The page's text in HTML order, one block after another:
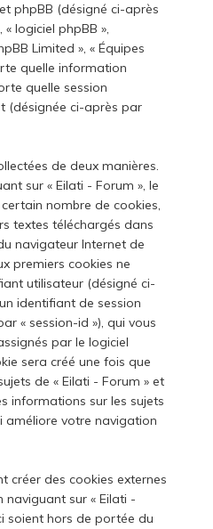
phpBB (désigné ci-après
« logiciel phpBB »,
Limited », « Équipes
quelle information
quelle session
(désignée ci-après par
de deux manières.
sur « Eilati - Forum », le
nombre de cookies,
textes téléchargés dans
navigateur Internet de
premiers cookies ne
utilisateur (désigné ci-
identifiant de session
« session-id »), qui vous
par le logiciel
sera créé une fois que
de « Eilati - Forum » et
informations sur les sujets
améliore votre navigation
créer des cookies externes
naviguant sur « Eilati -
soient hors de portée du